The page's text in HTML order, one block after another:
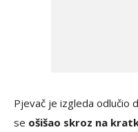
Pjevač je izgleda odlučio
se ošišao skroz na